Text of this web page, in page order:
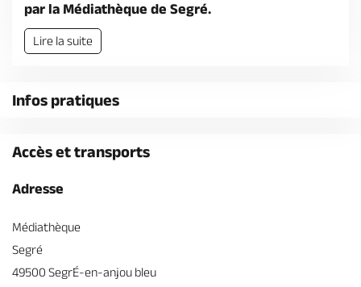
par la Médiathèque de Segré.
Lire la suite
Infos pratiques
Accès et transports
Adresse
Médiathèque
Segré
49500 SegrÉ-en-anjou bleu